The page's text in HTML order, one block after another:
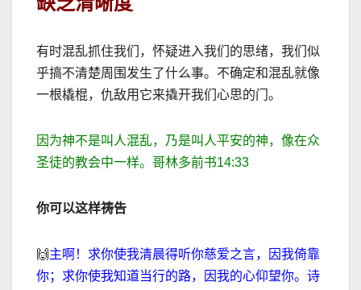
有时混乱抓住我们，怀疑进入我们的思绪，我们似
乎搞不清楚周围发生了什么事。不确定和混乱就像
一根橇棍，仇敌用它来撬开我们心思的门。
因为神不是叫人混乱，乃是叫人平安的神，像在众
圣徒的教会中一样。哥林多前书14:33
你可以这样祷告
🙌 主啊！求你使我清晨得听你慈爱之言，因我倚靠
你；求你使我知道当行的路，因我的心仰望你。诗